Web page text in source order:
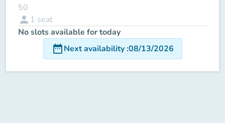
50
person 1 seat
No slots available for today
date_rangeNext availability:08/13/2026